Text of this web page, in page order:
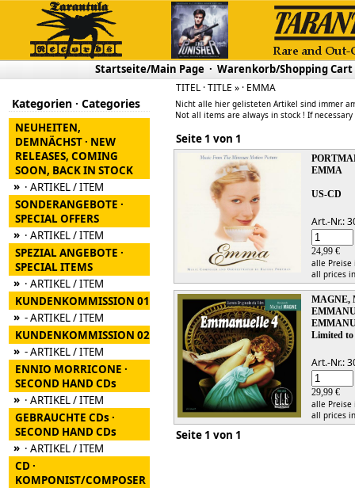
Startseite/Main Page · Warenkorb/Shopping Cart
Kategorien · Categories
NEUHEITEN,
DEMNÄCHST · NEW
RELEASES, COMING
SOON, BACK IN STOCK
» · ARTIKEL / ITEM
SONDERANGEBOTE ·
SPECIAL OFFERS
» · ARTIKEL / ITEM
SPEZIAL ANGEBOTE ·
SPECIAL ITEMS
» · ARTIKEL / ITEM
KUNDENKOMMISSION 01
» - ARTIKEL / ITEM
KUNDENKOMMISSION 02
» - ARTIKEL / ITEM
ENNIO MORRICONE ·
SECOND HAND CDs
» · ARTIKEL / ITEM
GEBRAUCHTE CDs ·
SECOND HAND CDs
» · ARTIKEL / ITEM
CD ·
KOMPONIST/COMPOSER
TITEL · TITLE » · EMMA
Nicht alle hier gelisteten Artikel sind immer
Not all items are always in stock ! If
Seite 1 von 1
EMMA
US-CD
Art.-Nr.:
24,99 €
alle
all prices
MAGNE,
Limited to
Art.-Nr.:
29,99 €
alle
all prices
Seite 1 von 1